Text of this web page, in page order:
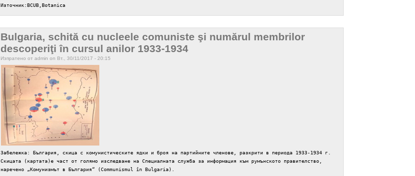
Източник:BCUB,Botanica
Bulgaria, schită cu nucleele comuniste şi numărul membrilor
descoperiţi în cursul anilor 1933-1934
Изпратено от admin on Вт., 30/11/2017 - 20:15
Забележка: България, скица с комунистическите ядки и броя на партийните членове, разкрити в периода 1933-1934 г.
Скицата (картата)е част от голямо изследване на Специалната служба за информация към румънското правителство,
наречено „Комунизмът в България“ (Communismul în Bulgaria).